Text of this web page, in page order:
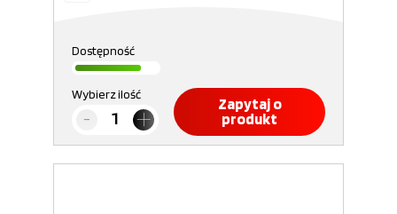
Dostępność
Wybierz ilość
Zapytaj o
produkt